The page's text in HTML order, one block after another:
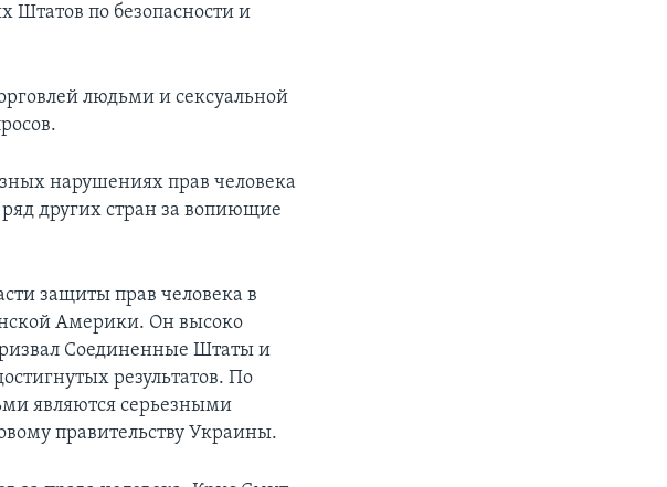
по безопасности и
людьми и сексуальной
нарушениях прав человека
других стран за вопиющие
защиты прав человека в
Америки. Он высоко
Соединенные Штаты и
результатов. По
являются серьезными
правительству Украины.